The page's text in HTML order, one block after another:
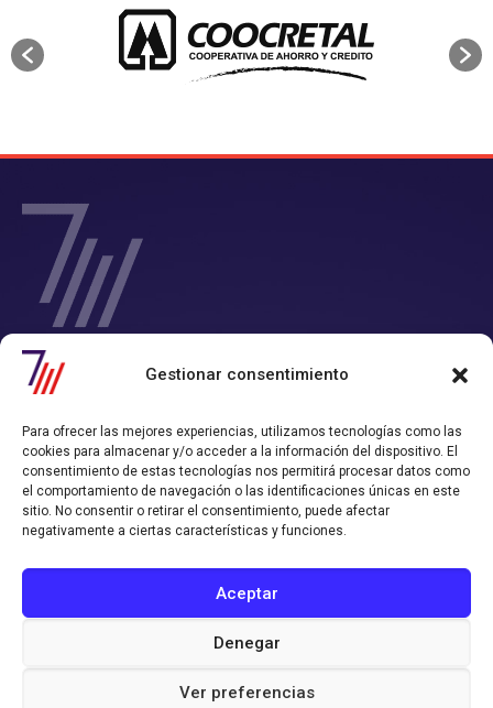
Gestionar consentimiento
Para ofrecer las mejores experiencias, utilizamos tecnologías como las
cookies para almacenar y/o acceder a la información del dispositivo. El
consentimiento de estas tecnologías nos permitirá procesar datos como
el comportamiento de navegación o las identificaciones únicas en este
sitio. No consentir o retirar el consentimiento, puede afectar
negativamente a ciertas características y funciones.
Aceptar
Denegar
Ver preferencias
SIETE Y MEDIA - Agencia de Marketing Digital en
Chile
el que consigues tiempo y rentabilidad.
Nos convertimos en tu departamento de Marketing Online, y
trabajamos alineados con los objetivos de ventas que hayas definido.
Política de Privacidad Política de Cookies
CONTACTO AGENCIA
contacto@sieteymedia.cl